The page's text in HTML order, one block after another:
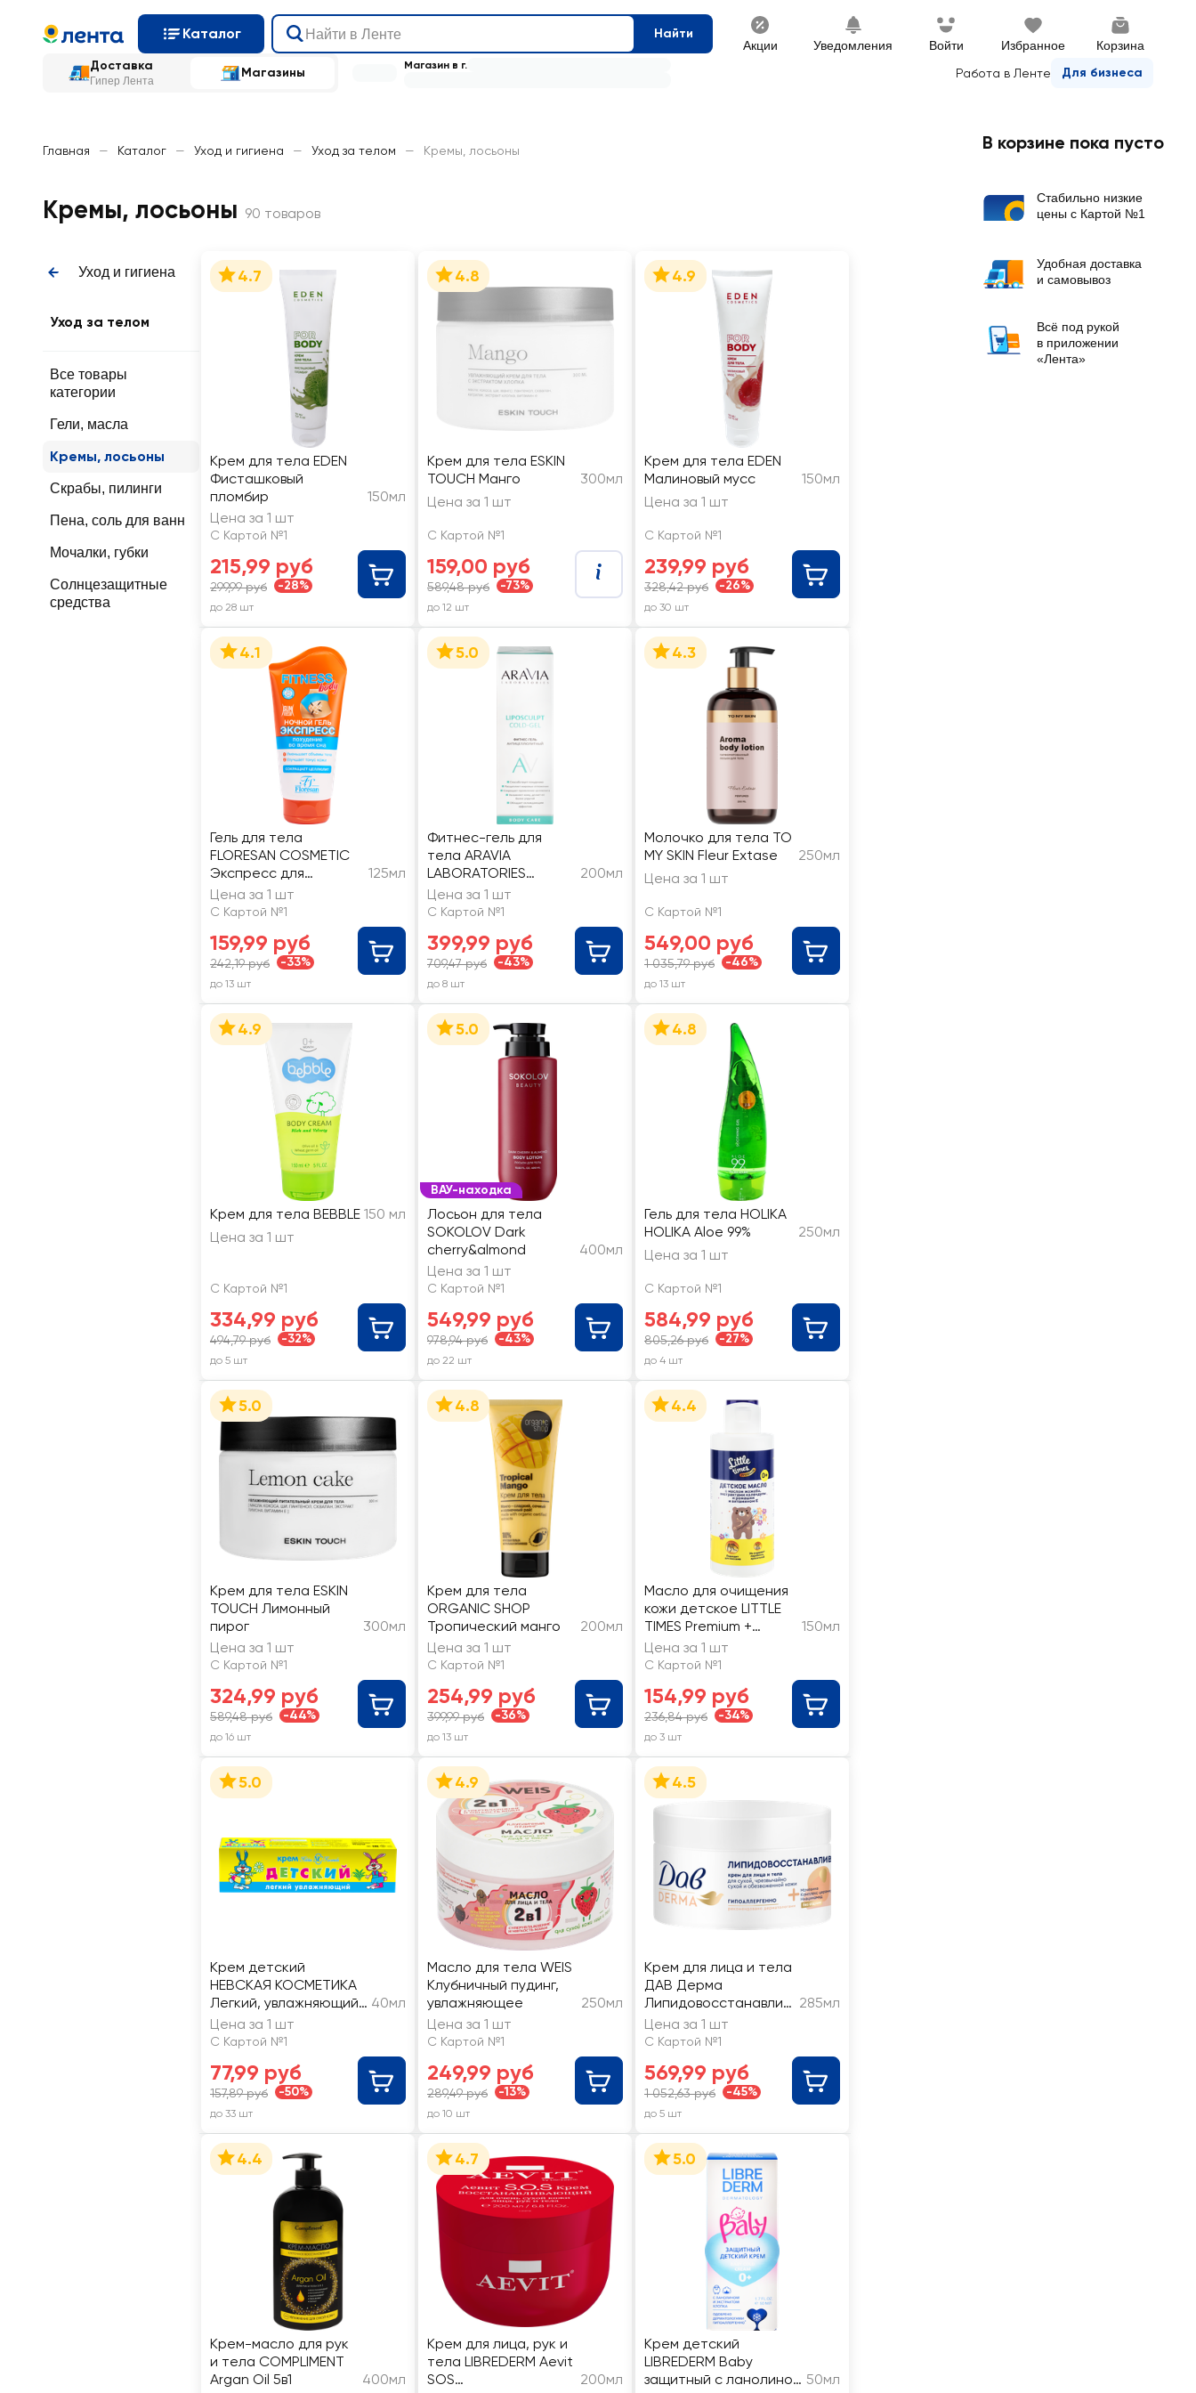
Каталог Найти
Акции Уведомления Войти Избранное Корзина
Доставка
Гипер Лента
Магазины Работа в Ленте Для бизнеса
Магазин в г.
Главная — Каталог — Уход и гигиена — Уход за телом — Кремы, лосьоны
Кремы, лосьоны 90 товаров
Уход и гигиена
Уход за телом
Все товары
категории
Гели, масла
Кремы, лосьоны
Скрабы, пилинги
Пена, соль для ванн
Мочалки, губки
Солнцезащитные
средства
4.7
Крем для тела EDEN
Фисташковый
пломбир
150мл
Цена за 1 шт
С Картой №1
215,99 руб
299,99 руб -28%
до 28 шт
4.8
Крем для тела ESKIN
TOUCH Манго
300мл
Цена за 1 шт
С Картой №1
159,00 руб
589,48 руб -73%
до 12 шт
4.9
Крем для тела EDEN
Малиновый мусс
150мл
Цена за 1 шт
С Картой №1
239,99 руб
328,42 руб -26%
до 30 шт
4.1
Гель для тела
FLORESAN COSMETIC
Экспресс для
похудения и
уменьшения объемов
125мл
Цена за 1 шт
С Картой №1
159,99 руб
242,19 руб -33%
до 13 шт
5.0
Фитнес-гель для
тела ARAVIA
LABORATORIES
Liposculpt Cold
антицеллюлитный
200мл
Цена за 1 шт
С Картой №1
399,99 руб
709,47 руб -43%
до 8 шт
4.3
Молочко для тела TO
MY SKIN Fleur Extase
250мл
Цена за 1 шт
С Картой №1
549,00 руб
1 035,79 руб -46%
до 13 шт
4.9
Крем для тела BEBBLE 150 мл
Цена за 1 шт
С Картой №1
334,99 руб
494,79 руб -32%
до 5 шт
ВАУ-находка
5.0
Лосьон для тела
SOKOLOV Dark
cherry&almond
400мл
Цена за 1 шт
С Картой №1
549,99 руб
978,94 руб -43%
до 22 шт
4.8
Гель для тела HOLIKA
HOLIKA Aloe 99%
250мл
Цена за 1 шт
С Картой №1
584,99 руб
805,26 руб -27%
до 4 шт
5.0
Крем для тела ESKIN
TOUCH Лимонный
пирог
300мл
Цена за 1 шт
С Картой №1
324,99 руб
589,48 руб -44%
до 16 шт
4.8
Крем для тела
ORGANIC SHOP
Тропический манго
200мл
Цена за 1 шт
С Картой №1
254,99 руб
399,99 руб -36%
до 13 шт
4.4
Масло для очищения
кожи детское LITTLE
TIMES Premium +
увлажнение кожи, с
витамином Е, 0+
150мл
Цена за 1 шт
С Картой №1
154,99 руб
236,84 руб -34%
до 3 шт
5.0
Крем детский
НЕВСКАЯ КОСМЕТИКА
Легкий, увлажняющий
40мл
40мл
Цена за 1 шт
С Картой №1
77,99 руб
157,89 руб -50%
до 33 шт
4.9
Масло для тела WEIS
Клубничный пудинг,
увлажняющее
250мл
Цена за 1 шт
С Картой №1
249,99 руб
289,49 руб -13%
до 10 шт
4.5
Крем для лица и тела
ДАВ Дерма
Липидовосстанавлив
ающий
285мл
Цена за 1 шт
С Картой №1
569,99 руб
1 052,63 руб -45%
до 5 шт
4.4
Крем-масло для рук
и тела COMPLIMENT
Argan Oil 5в1
400мл
4.7
Крем для лица, рук и
тела LIBREDERM Aevit
SOS
200мл
5.0
Крем детский
LIBREDERM Baby
защитный с ланолином 50мл
В корзине пока пусто
Стабильно низкие
цены с Картой №1
Удобная доставка
и самовывоз
Всё под рукой
в приложении
«Лента»